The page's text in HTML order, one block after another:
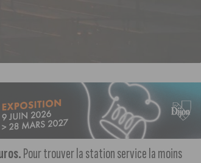
Pour trouver la station service la moins